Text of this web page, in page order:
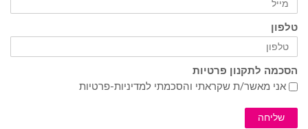
טלפון
הסכמה לתקנון פרטיות
אני מאשר/ת שקראתי והסכמתי למדיניות-פרטיות
שליחה